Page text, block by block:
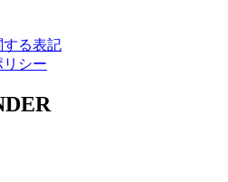
する表記
リシー